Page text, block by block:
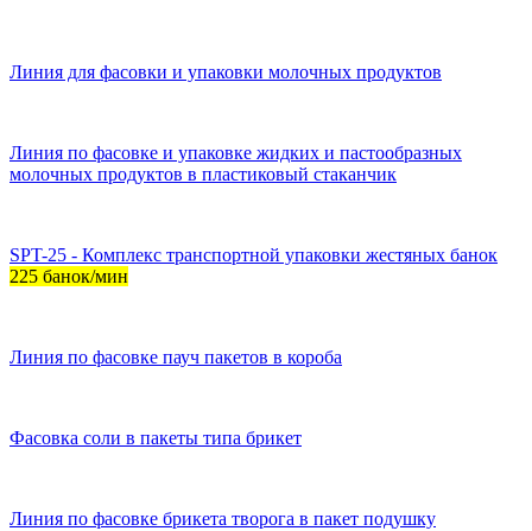
Линия для фасовки и упаковки молочных продуктов
Линия по фасовке и упаковке жидких и пастообразных
молочных продуктов в пластиковый стаканчик
SPT-25 - Комплекс транспортной упаковки жестяных банок
225 банок/мин
Линия по фасовке пауч пакетов в короба
Фасовка соли в пакеты типа брикет
Линия по фасовке брикета творога в пакет подушку